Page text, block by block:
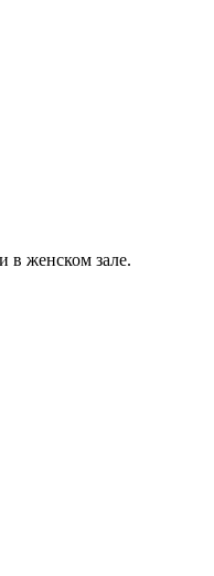
в женском зале.